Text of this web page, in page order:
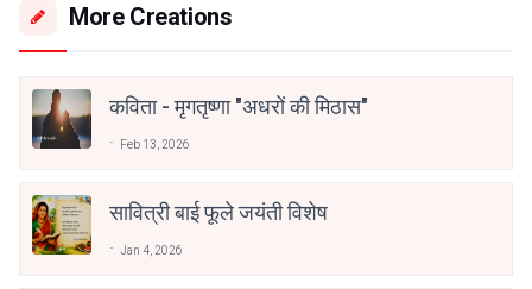
More Creations
कविता - मृगतृष्णा "अधरों की मिठास"
Feb 13, 2026
सावित्री बाई फूले जयंती विशेष
Jan 4, 2026